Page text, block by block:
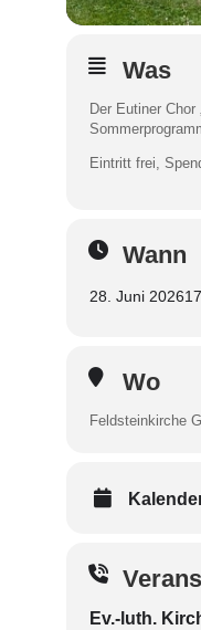
Was
Der Eutiner Chor
Eintritt frei,
Wann
28. Juni 2026
Wo
Feldsteinkirche
Ev.-luth.